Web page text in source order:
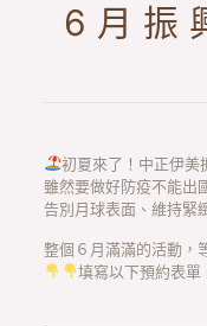
6月振
初夏來了！中正伊美
雖然要做好防疫不能出
告別月球表面、維持緊
整個６月滿滿的活動，
填寫以下預約表單